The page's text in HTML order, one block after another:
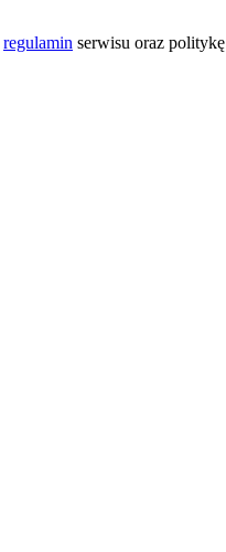
regulamin serwisu oraz politykę